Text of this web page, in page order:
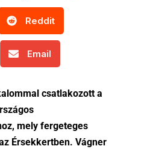
Reddit
Email
csatlakozott a
mely fergeteges
Érsekkertben. Vágner